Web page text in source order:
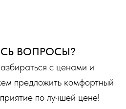
ВОПРОСЫ?
с ценами и
предложить комфортный
по лучшей цене!